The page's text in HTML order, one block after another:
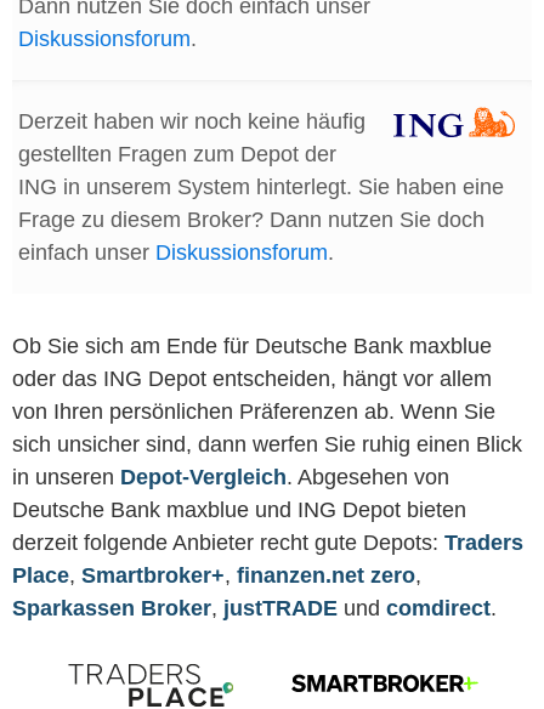
Dann nutzen Sie doch einfach unser
Diskussionsforum.
Derzeit haben wir noch keine häufig
gestellten Fragen zum Depot der
ING in unserem System hinterlegt. Sie haben eine
Frage zu diesem Broker? Dann nutzen Sie doch
einfach unser Diskussionsforum.
Ob Sie sich am Ende für Deutsche Bank maxblue
oder das ING Depot entscheiden, hängt vor allem
von Ihren persönlichen Präferenzen ab. Wenn Sie
sich unsicher sind, dann werfen Sie ruhig einen Blick
in unseren Depot-Vergleich. Abgesehen von
Deutsche Bank maxblue und ING Depot bieten
derzeit folgende Anbieter recht gute Depots: Traders
Place, Smartbroker+, finanzen.net zero,
Sparkassen Broker, justTRADE und comdirect.